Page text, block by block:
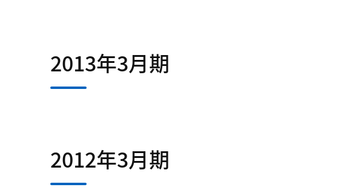
2013年3月期
2012年3月期